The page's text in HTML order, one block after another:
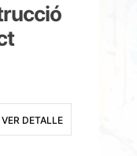
VER DETALLE